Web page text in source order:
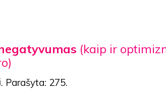
(kaip ir
. Parašyta: 275.